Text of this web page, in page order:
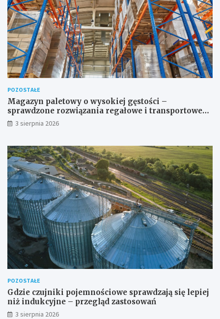
POZOSTAŁE
Magazyn paletowy o wysokiej gęstości –
sprawdzone rozwiązania regałowe i transportowe
dla wymagających przestrzeni
3 sierpnia 2026
POZOSTAŁE
Gdzie czujniki pojemnościowe sprawdzają się lepiej
niż indukcyjne – przegląd zastosowań
3 sierpnia 2026